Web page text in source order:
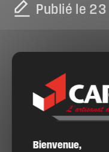
Publié le
Bienvenue,